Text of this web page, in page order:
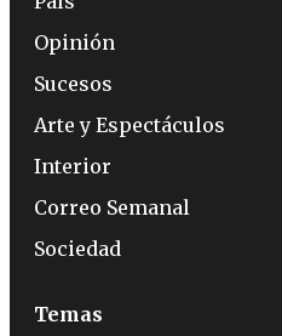
Opinión
Sucesos
Arte y Espectáculos
Interior
Correo Semanal
Sociedad
Temas